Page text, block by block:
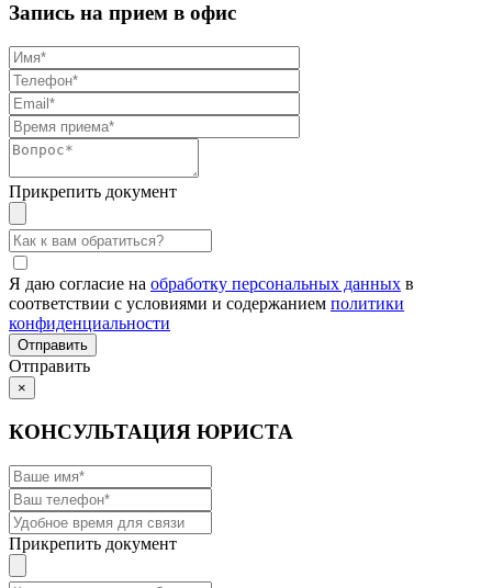
Запись на прием в офис
Прикрепить документ
Я даю согласие на обработку персональных данных в
соответствии с условиями и содержанием политики
конфиденциальности
Отправить
×
КОНСУЛЬТАЦИЯ ЮРИСТА
Прикрепить документ